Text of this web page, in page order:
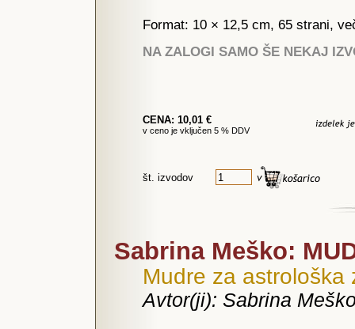
Format: 10 × 12,5 cm, 65 strani,
NA ZALOGI SAMO ŠE NEKAJ
CENA: 10,01 €
v ceno je vključen 5 % DDV
št. izvodov
Sabrina Meško:
Mudre za astrološka
Avtor(ji): Sabrina